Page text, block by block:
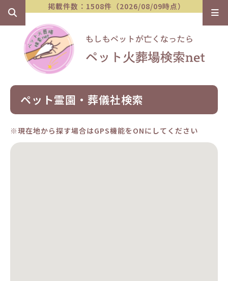
掲載件数：1508件（2026/08/09時点）
ペット霊園・葬儀社検索
※現在地から探す場合はGPS機能をONにしてください